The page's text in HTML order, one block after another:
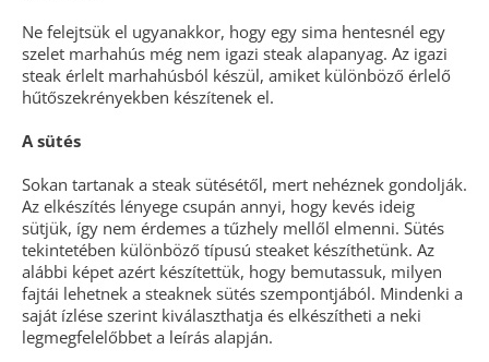
Ne felejtsük el ugyanakkor, hogy egy sima hentesnél egy
szelet marhahús még nem igazi steak alapanyag. Az igazi
steak érlelt marhahúsból készül, amiket különböző érlelő
hűtőszekrényekben készítenek el.
A sütés
Sokan tartanak a steak sütésétől, mert nehéznek gondolják.
Az elkészítés lényege csupán annyi, hogy kevés ideig
sütjük, így nem érdemes a tűzhely mellől elmenni. Sütés
tekintetében különböző típusú steaket készíthetünk. Az
alábbi képet azért készítettük, hogy bemutassuk, milyen
fajtái lehetnek a steaknek sütés szempontjából. Mindenki a
saját ízlése szerint kiválaszthatja és elkészítheti a neki
legmegfelelőbbet a leírás alapján.